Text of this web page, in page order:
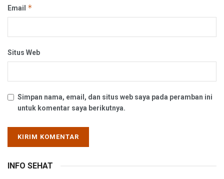
Email *
Situs Web
Simpan nama, email, dan situs web saya pada peramban ini
untuk komentar saya berikutnya.
INFO SEHAT